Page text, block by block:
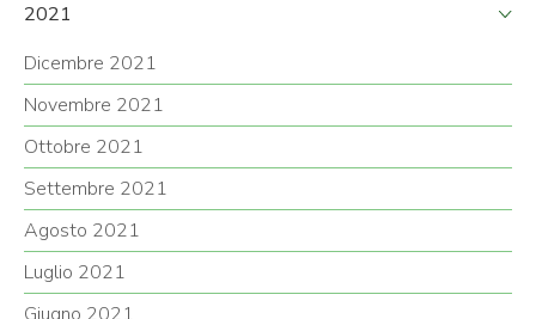
2021
Dicembre 2021
Novembre 2021
Ottobre 2021
Settembre 2021
Agosto 2021
Luglio 2021